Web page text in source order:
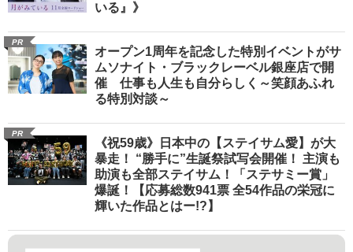
いる』》
PR
オープン1周年を記念した特別イベントがサ
ムソナイト・ブラックレーベル銀座店で開
催 仕事も人生も自分らしく～笑顔あふれ
る特別対談～
PR
《祝59歳》日本中の【ステイサム愛】が大
暴走！ “勝手に”生誕祭試写会開催！ 主演も
助演も全部ステイサム！「ステサミー賞」
爆誕！【応募総数941票 全54作品の栄冠に
輝いた作品とはー!?】